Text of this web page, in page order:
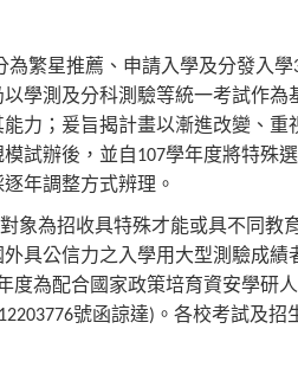
為繁星推薦、申請入學及分發入學
學測及分科測驗等統一考試作
力；爰旨揭計畫以漸進改變、
試辦後，並自107學年度將特殊
年調整方式辨理。
象為招收具特殊才能或具不同教
具公信力之入學用大型測驗成
度為配合國家政策培育資安學研
號函諒達) 。各校考試及